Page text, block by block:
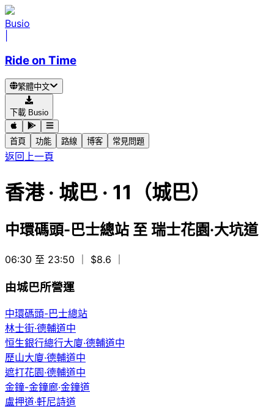
Busio
Ride on Time
繁體中文
下載 Busio
首頁 功能 路線 博客 常見問題
返回上一頁
香港· 城巴 · 11（城巴）
中環碼頭-巴士總站 至 瑞士花園·大坑道
06:30 至 23:50 ｜ $8.6
由城巴所營運
中環碼頭-巴士總站
林士街·德輔道中
恒生銀行總行大廈·德輔道中
歷山大廈·德輔道中
遮打花園·德輔道中
金鐘-金鐘廊·金鐘道
盧押道·軒尼詩道